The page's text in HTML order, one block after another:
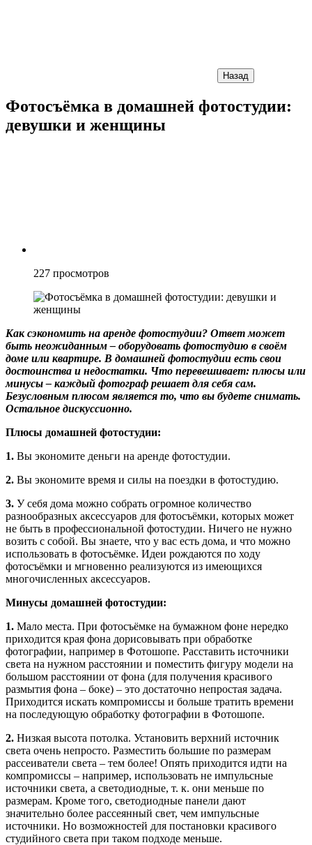
Назад
Фотосъёмка в домашней фотостудии:
девушки и женщины
227 просмотров
Как сэкономить на аренде фотостудии? Ответ может
быть неожиданным – оборудовать фотостудию в своём
доме или квартире. В домашней фотостудии есть свои
достоинства и недостатки. Что перевешивает: плюсы или
минусы – каждый фотограф решает для себя сам.
Безусловным плюсом является то, что вы будете снимать.
Остальное дискуссионно.
Плюсы домашней фотостудии:
1. Вы экономите деньги на аренде фотостудии.
2. Вы экономите время и силы на поездки в фотостудию.
3. У себя дома можно собрать огромное количество
разнообразных аксессуаров для фотосъёмки, которых может
не быть в профессиональной фотостудии. Ничего не нужно
возить с собой. Вы знаете, что у вас есть дома, и что можно
использовать в фотосъёмке. Идеи рождаются по ходу
фотосъёмки и мгновенно реализуются из имеющихся
многочисленных аксессуаров.
Минусы домашней фотостудии:
1. Мало места. При фотосъёмке на бумажном фоне нередко
приходится края фона дорисовывать при обработке
фотографии, например в Фотошопе. Расставить источники
света на нужном расстоянии и поместить фигуру модели на
большом расстоянии от фона (для получения красивого
размытия фона – боке) – это достаточно непростая задача.
Приходится искать компромиссы и больше тратить времени
на последующую обработку фотографии в Фотошопе.
2. Низкая высота потолка. Установить верхний источник
света очень непросто. Разместить большие по размерам
рассеиватели света – тем более! Опять приходится идти на
компромиссы – например, использовать не импульсные
источники света, а светодиодные, т. к. они меньше по
размерам. Кроме того, светодиодные панели дают
значительно более рассеянный свет, чем импульсные
источники. Но возможностей для постановки красивого
студийного света при таком подходе меньше.